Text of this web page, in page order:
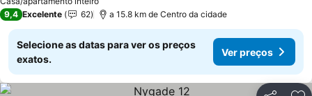
9,4 Excelente 62 a 15.8 km de Centro da cidade
Selecione as datas para ver os preços
exatos.
Ver preços